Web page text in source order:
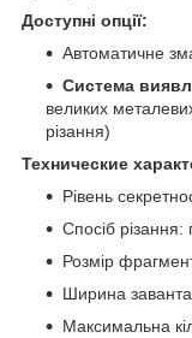
Доступні опції:
Автоматичне
Система
великих
різання)
Технические
Рівень
Спосіб
Розмір
Ширина
Максимальна